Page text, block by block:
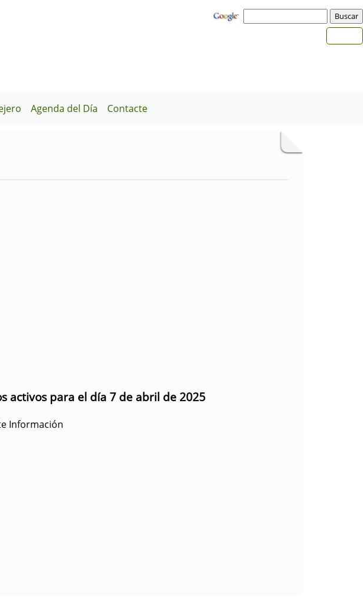
Agenda del Día Contacte
activos para el día 7 de abril de 2025
Información